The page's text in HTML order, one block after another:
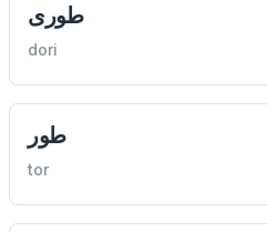
طوری
dori
طور
tor